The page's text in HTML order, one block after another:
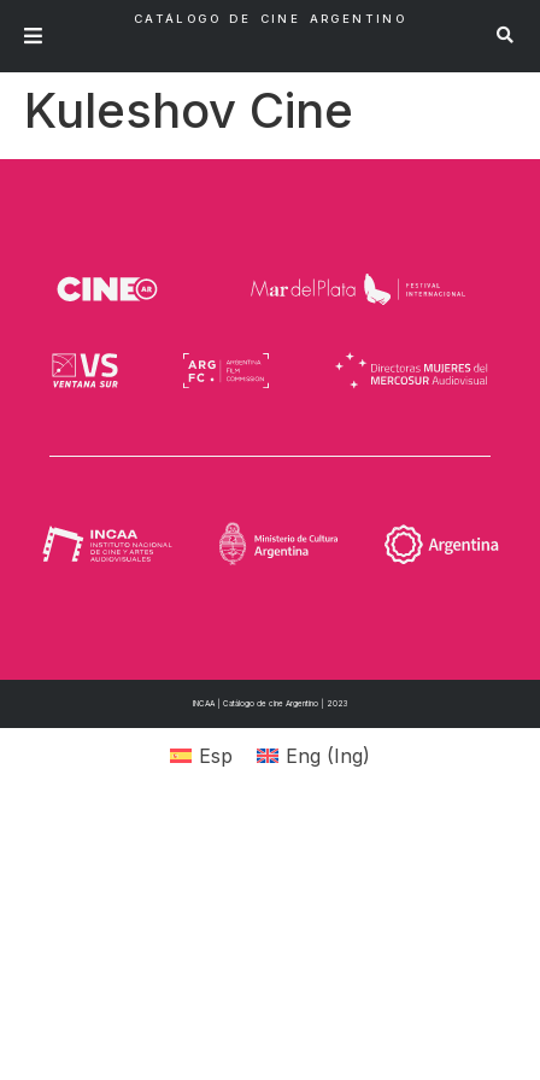
CATÁLOGO DE CINE ARGENTINO
Kuleshov Cine
INCAA | Catálogo de cine Argentino | 2023
Esp Eng (Ing)